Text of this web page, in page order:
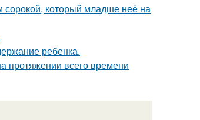
который младше неё на
ребенка.
всего времени